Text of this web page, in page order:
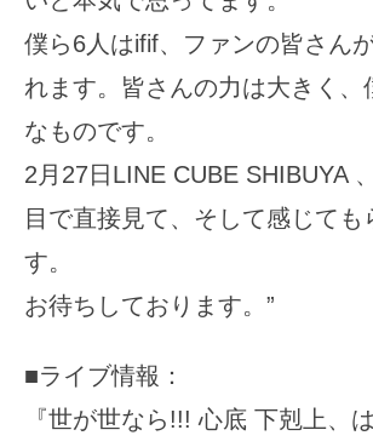
僕ら6人はifif、ファンの皆さん
れます。皆さんの力は大きく、
なものです。
2月27日LINE CUBE SHIBUYA
目で直接見て、そして感じても
す。
お待ちしております。”
■ライブ情報：
『世が世なら!!! 心底 下剋上、